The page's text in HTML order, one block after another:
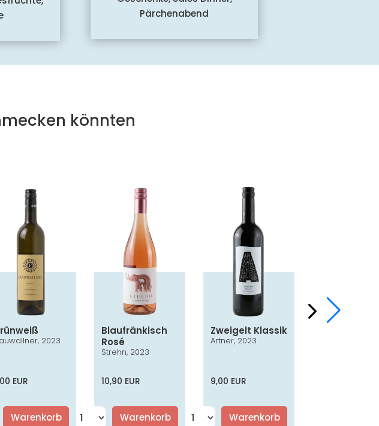
Pärchenabend
könnten
2023
EUR
Warenkorb
Blaufränkisch
Rosé
Strehn, 2023
10,90 EUR
Warenkorb
Zweigelt Klassik
Artner, 2023
9,00 EUR
Warenkorb